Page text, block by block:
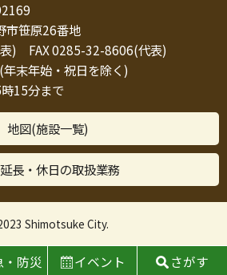
市笹原26番地
) FAX 0285-32-8606(代表)
末年始・祝日を除く)
15分まで
地図(施設一覧)
長・休日の取扱業務
Shimotsuke City.
・防災 イベント さがす